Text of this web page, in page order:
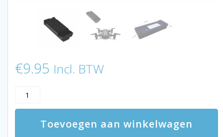
€9.95 Incl. BTW
LUXWALLET
Drone
Batterij
Toevoegen aan winkelwagen